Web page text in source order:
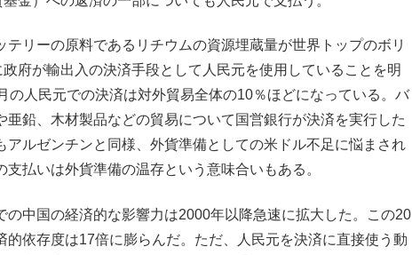
リーの原料であるリチウムの資源埋蔵量が世界トップのボリ
府が輸出入の決済手段として人民元を使用していることを明
の人民元での決済は対外貿易全体の10％ほどになっている。バ
亜鉛、木材製品などの貿易について国営銀行が決済を実行した
アルゼンチンと同様、外貨準備としての米ドル不足に悩まされ
支払いは外貨準備の温存という意味合いもある。
中国の経済的な影響力は2000年以降急速に拡大した。この20
的依存度は17倍に膨らんだ。ただ、人民元を決済に直接使う動